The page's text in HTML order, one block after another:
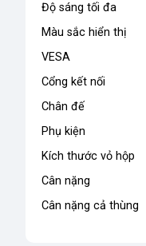
Độ sáng tối đa
Màu sắc hiển thị
VESA
Cổng kết nối
Chân đế
Phụ kiện
Kích thước vỏ hộp
Cân nặng
Cân nặng cả thùng